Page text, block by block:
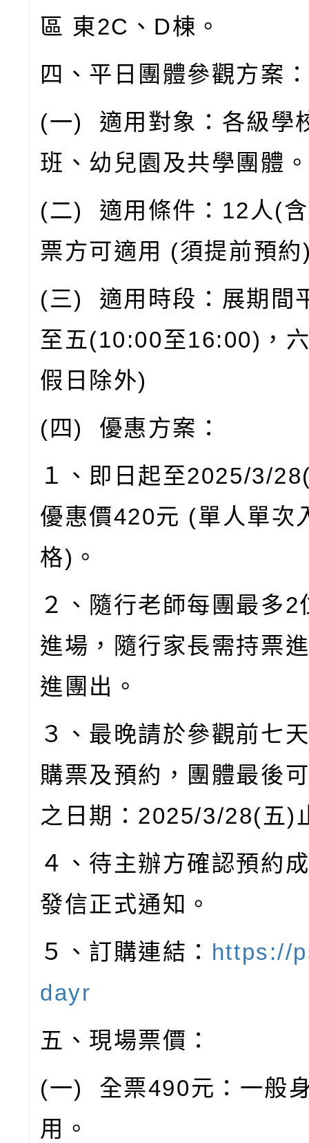
區 東2C 、 D棟。
四、平日團體參觀方案
(一) 適用對象：各級學
班、幼兒園及共學團體
(二) 適用條件： 12 人(含
票方可適用 (須提前預約
(三) 適用時段：展期間
至五 (10:00至16:00) ，
假日除外)
( 四) 優惠方案：
１、即日起至2025/3/
優惠價420元 (單人單次
格) 。
２、隨行老師每團最多2
進場，隨行家長需持票
進團出。
３、最晚請於參觀前七
購票及預約，團體最後
之日期： 2025/3/28(五)
４、待主辦方確認預約
發信正式通知。
５、訂購連結： https://
dayr
五、現場票價：
(一) 全票490元：一般
用。